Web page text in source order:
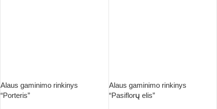
Alaus gaminimo rinkinys
“Porteris”
Alaus gaminimo rinkinys
“Pasiflorų elis”